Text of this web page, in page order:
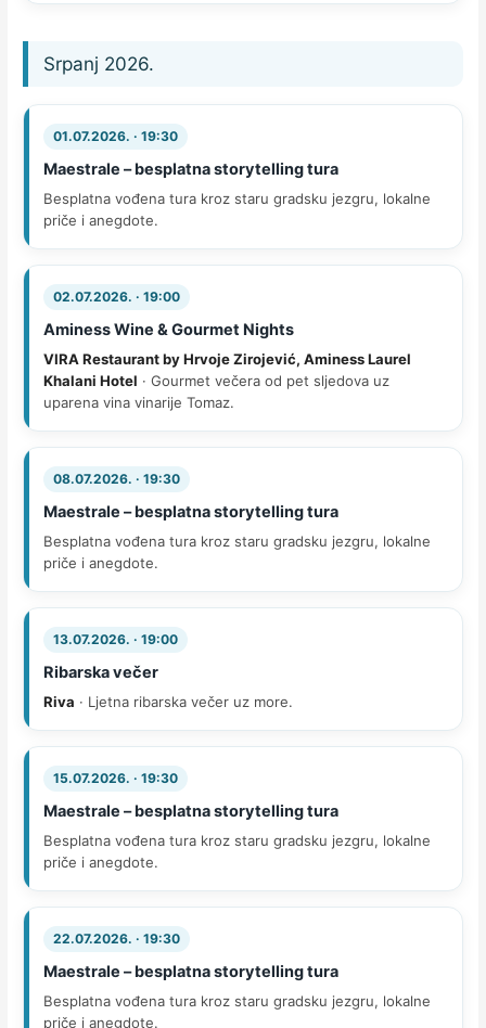
Srpanj 2026.
01.07.2026. · 19:30
Maestrale – besplatna storytelling tura
Besplatna vođena tura kroz staru gradsku jezgru, lokalne
priče i anegdote.
02.07.2026. · 19:00
Aminess Wine & Gourmet Nights
VIRA Restaurant by Hrvoje Zirojević, Aminess Laurel
Khalani Hotel · Gourmet večera od pet sljedova uz
uparena vina vinarije Tomaz.
08.07.2026. · 19:30
Maestrale – besplatna storytelling tura
Besplatna vođena tura kroz staru gradsku jezgru, lokalne
priče i anegdote.
13.07.2026. · 19:00
Ribarska večer
Riva · Ljetna ribarska večer uz more.
15.07.2026. · 19:30
Maestrale – besplatna storytelling tura
Besplatna vođena tura kroz staru gradsku jezgru, lokalne
priče i anegdote.
22.07.2026. · 19:30
Maestrale – besplatna storytelling tura
Besplatna vođena tura kroz staru gradsku jezgru, lokalne
priče i anegdote.